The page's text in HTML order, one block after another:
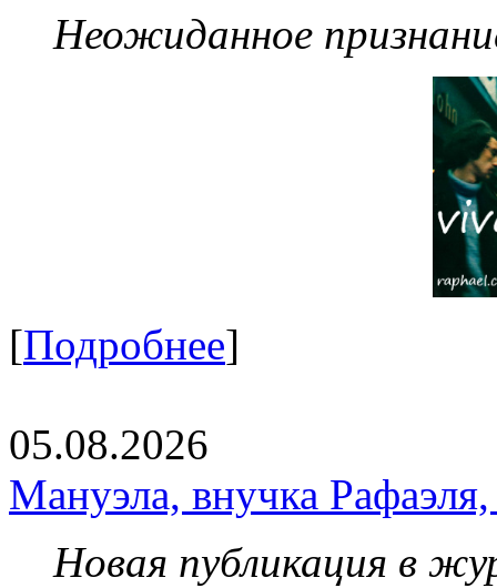
Неожиданное
[Подробнее]
05.08.2026
Мануэла, внучка
Новая публикация в